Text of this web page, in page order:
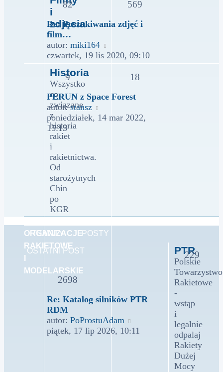
i
zdjęcia
82 569
Re: Poszukiwania zdjęć i
film…
autor: miki164
najnowszy
post
czwartek, 19 lis 2020, 09:10
Historia
Wszystko
co
związane
z
historia
rakiet
i
rakietnictwa.
Od
starożytnych
Chin
po
KGR
9 18
PERUN z Space Forest
autor:stansz
najnowszy
poniedziałek, 14 mar 2022,
15:13
ORGANIZACJE
RAKIETOWE
MODELARSKIE
TEMATY POSTY
OSTATNI POST PTR
Polskie
Towarzystwo
Rakietowe
-
wstąp
i
legalnie
odpalaj
Rakiety
Dużej
Mocy
229
2698
Re: Katalog silników PTR
RDM
autor: PoProstuAdam
najnowszy
piątek, 17 lip 2026, 10:11